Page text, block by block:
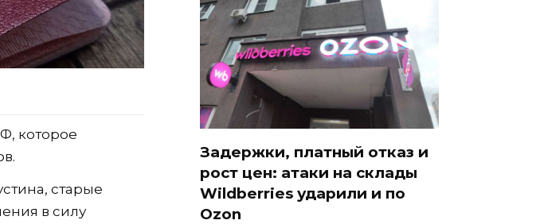
которое
старые
в силу
Задержки, платный отказ и
рост цен: атаки на склады
Wildberries ударили и по
Ozon